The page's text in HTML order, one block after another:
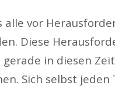
alle vor
Diese
in diesen
Sich selbst